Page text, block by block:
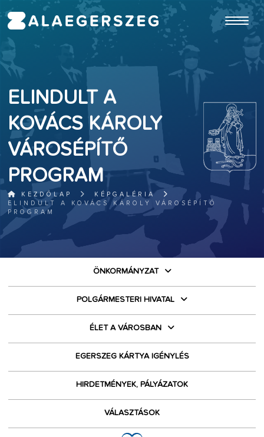
ugrás a fő tartalomhoz
ELINDULT A
KOVÁCS KÁROLY
VÁROSÉPÍTŐ
PROGRAM
KEZDŐLAP
KÉPGALÉRIA
ELINDULT A KOVÁCS KÁROLY VÁROSÉPÍTŐ
PROGRAM
ÖNKORMÁNYZAT
POLGÁRMESTERI HIVATAL
ÉLET A VÁROSBAN
EGERSZEG KÁRTYA IGÉNYLÉS
HIRDETMÉNYEK, PÁLYÁZATOK
VÁLASZTÁSOK